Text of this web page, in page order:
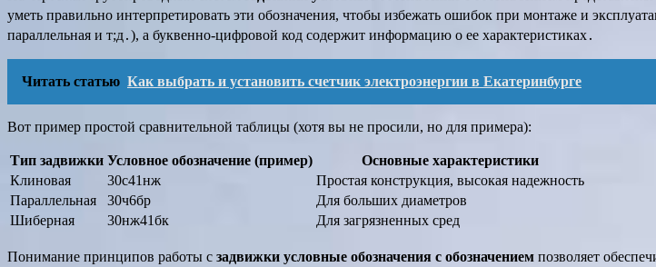
уметь правильно интерпретировать эти обозначения, чтобы избежать ошибок при монтаже и
параллельная и т;д․), а буквенно-цифровой код содержит информацию о ее характеристиках․
Читать статью Как выбрать и установить счетчик электроэнергии в Екатеринбурге
Вот пример простой сравнительной таблицы (хотя вы не просили, но для примера):
Тип задвижки Условное обозначение (пример)
Основные характеристики
Клиновая
30с41нж
Простая конструкция, высокая надежность
Параллельная
30ч6бр
Для больших диаметров
Шиберная
30нж41бк Для загрязненных сред
Понимание принципов работы с задвижки условные обозначения с обозначением позволяет